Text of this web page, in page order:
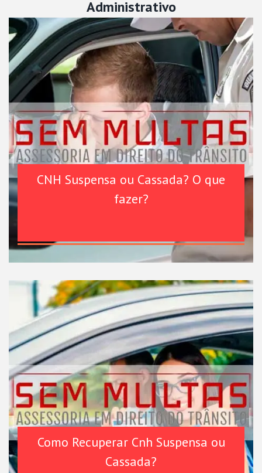
Administrativo
CNH Suspensa ou Cassada? O que
fazer?
Como Recuperar Cnh Suspensa ou
Cassada?